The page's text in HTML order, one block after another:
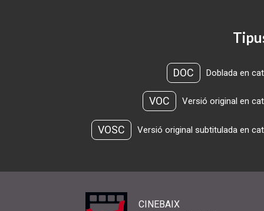
DOC Doblada en
VOC Versió original en
VOSC Versió original subtitulada en
CINEBAIX